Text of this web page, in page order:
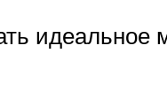
идеальное